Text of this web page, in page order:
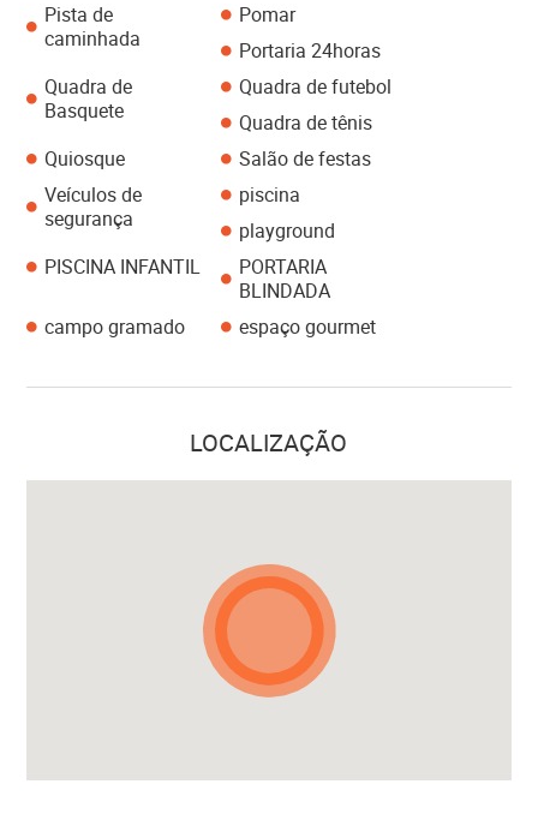
Pista de
caminhada
Pomar
Portaria 24horas
Quadra de
Basquete
Quadra de futebol
Quadra de tênis
Quiosque
Salão de festas
Veículos de
segurança
piscina
playground
PISCINA INFANTIL
PORTARIA
BLINDADA
campo gramado
espaço gourmet
LOCALIZAÇÃO